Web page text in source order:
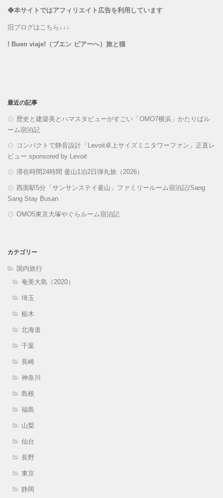
◆本サイトではアフィリエイト広告を利用しています
旧ブログはこちら↓↓↓
! Buen viaje!（ブエン ビアーへ）旅と猫
最近の記事
歴史と建築美とハマスタビューがすごい「OMO7横浜」かたりばル
ーム宿泊記
コンパクトで静音設計「Levoit卓上サイズミニタワーファン」正直レ
ビュー sponsored by Levoit
滞在時間24時間 釜山1泊2日弾丸旅（2026）
西面駅5分「サンサンステイ釜山」ファミリールーム宿泊記/Sang
Sang Stay Busan
OMO5東京大塚やぐらルーム宿泊記
カテゴリー
国内旅行
奄美大島（2020）
埼玉
栃木
北海道
千葉
長崎
神奈川
島根
福島
山梨
仙台
長野
東京
静岡